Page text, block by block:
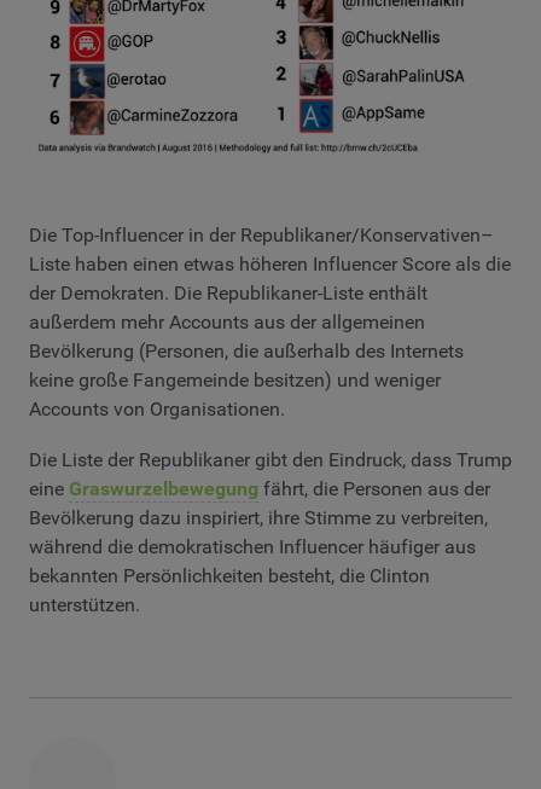
Die Top-Influencer in der Republikaner/Konservativen–
Liste haben einen etwas höheren Influencer Score als die
der Demokraten. Die Republikaner-Liste enthält
außerdem mehr Accounts aus der allgemeinen
Bevölkerung (Personen, die außerhalb des Internets
keine große Fangemeinde besitzen) und weniger
Accounts von Organisationen.
Die Liste der Republikaner gibt den Eindruck, dass Trump
eine Graswurzelbewegung fährt, die Personen aus der
Bevölkerung dazu inspiriert, ihre Stimme zu verbreiten,
während die demokratischen Influencer häufiger aus
bekannten Persönlichkeiten besteht, die Clinton
unterstützen.